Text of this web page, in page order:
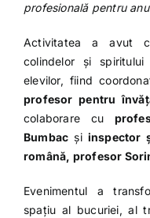
profesională pentru
Activitatea a avut
colindelor și
elevilor, fiind
profesor pentru
colaborare cu
Bumbac și inspector
română, profesor
Evenimentul a
spațiu al bucuriei, al